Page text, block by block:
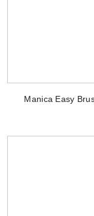
Manica Easy